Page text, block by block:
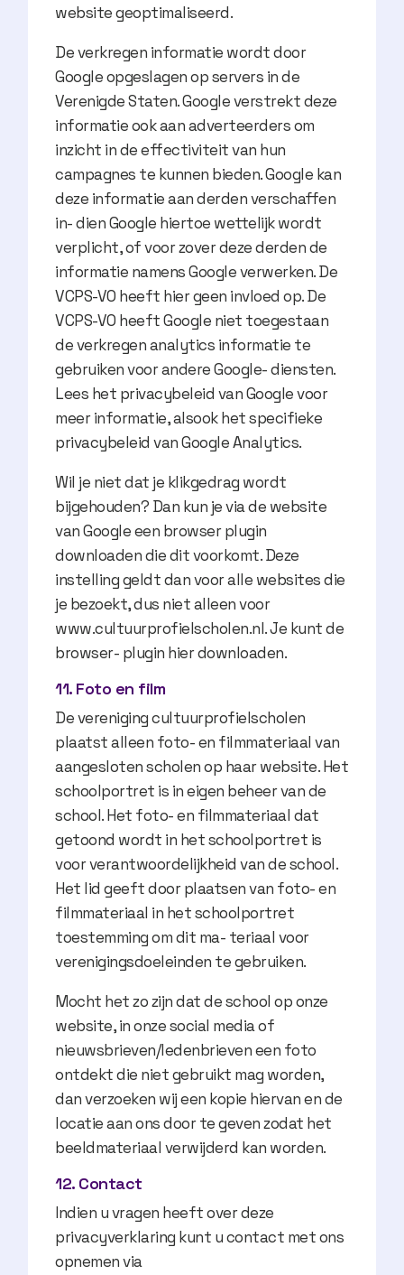
website geoptimaliseerd.
De verkregen informatie wordt door
Google opgeslagen op servers in de
Verenigde Staten. Google verstrekt deze
informatie ook aan adverteerders om
inzicht in de effectiviteit van hun
campagnes te kunnen bieden. Google kan
deze informatie aan derden verschaffen
in- dien Google hiertoe wettelijk wordt
verplicht, of voor zover deze derden de
informatie namens Google verwerken. De
VCPS-VO heeft hier geen invloed op. De
VCPS-VO heeft Google niet toegestaan
de verkregen analytics informatie te
gebruiken voor andere Google- diensten.
Lees het privacybeleid van Google voor
meer informatie, alsook het specifieke
privacybeleid van Google Analytics.
Wil je niet dat je klikgedrag wordt
bijgehouden? Dan kun je via de website
van Google een browser plugin
downloaden die dit voorkomt. Deze
instelling geldt dan voor alle websites die
je bezoekt, dus niet alleen voor
www.cultuurprofielscholen.nl. Je kunt de
browser- plugin hier downloaden.
11. Foto en film
De vereniging cultuurprofielscholen
plaatst alleen foto- en filmmateriaal van
aangesloten scholen op haar website. Het
schoolportret is in eigen beheer van de
school. Het foto- en filmmateriaal dat
getoond wordt in het schoolportret is
voor verantwoordelijkheid van de school.
Het lid geeft door plaatsen van foto- en
filmmateriaal in het schoolportret
toestemming om dit ma- teriaal voor
verenigingsdoeleinden te gebruiken.
Mocht het zo zijn dat de school op onze
website, in onze social media of
nieuwsbrieven/ledenbrieven een foto
ontdekt die niet gebruikt mag worden,
dan verzoeken wij een kopie hiervan en de
locatie aan ons door te geven zodat het
beeldmateriaal verwijderd kan worden.
12. Contact
Indien u vragen heeft over deze
privacyverklaring kunt u contact met ons
opnemen via